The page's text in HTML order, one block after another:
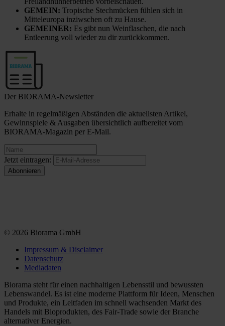
GEMEIN: Tropische Stechmücken fühlen sich in
Mitteleuropa inziwschen oft zu Hause.
GEMEINER: Es gibt nun Weinflaschen, die nach
Entleerung voll wieder zu dir zurückkommen.
Der BIORAMA-Newsletter
Erhalte in regelmäßigen Abständen die aktuellsten Artikel,
Gewinnspiele & Ausgaben übersichtlich aufbereitet vom
BIORAMA-Magazin per E-Mail.
Jetzt eintragen:
© 2026 Biorama GmbH
Impressum & Disclaimer
Datenschutz
Mediadaten
Biorama steht für einen nachhaltigen Lebensstil und bewussten
Lebenswandel. Es ist eine moderne Plattform für Ideen, Menschen
und Produkte, ein Leitfaden im schnell wachsenden Markt des
Handels mit Bioprodukten, des Fair-Trade sowie der Branche
alternativer Energien.